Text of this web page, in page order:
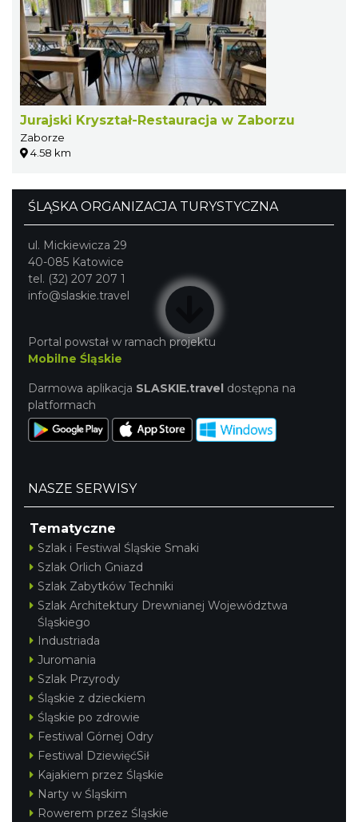
Jurajski Kryształ-Restauracja w Zaborzu
Zaborze
4.58 km
ŚLĄSKA ORGANIZACJA TURYSTYCZNA
ul. Mickiewicza 29
40-085 Katowice
tel. (32) 207 207 1
info@slaskie.travel
Portal powstał w ramach projektu
Mobilne Śląskie
Darmowa aplikacja SLASKIE.travel dostępna na
platformach
NASZE SERWISY
Tematyczne
Szlak i Festiwal Śląskie Smaki
Szlak Orlich Gniazd
Szlak Zabytków Techniki
Szlak Architektury Drewnianej Województwa
Śląskiego
Industriada
Juromania
Szlak Przyrody
Śląskie z dzieckiem
Śląskie po zdrowie
Festiwal Górnej Odry
Festiwal DziewięćSił
Kajakiem przez Śląskie
Narty w Śląskim
Rowerem przez Śląskie